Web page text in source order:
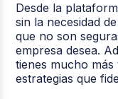
Desde la
sin la necesidad
que no son
empresa desea.
tienes mucho
estrategias que